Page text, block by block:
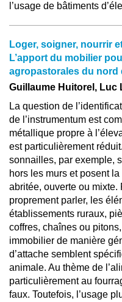
l’usage de bâtiments
Loger, soigner, nourrir
L’apport du mobilier
agropastorales du nord
Guillaume Huitorel, Luc
La question de
de l’instrumentum est
métallique propre à
est particulièrement
sonnailles, par exemple,
hors les murs et posent
abritée, ouverte ou mixte.
proprement parler, les
établissements ruraux,
coffres, chaînes ou
immobilier de manière
d’attache semblent
animale. Au thème de
particulièrement au
faux. Toutefois, l’usage